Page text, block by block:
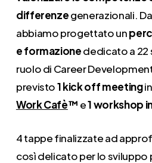
differenzegenerazionali.
abbiamo progettatoun
e formazionededicato a 22
ruolo di Career
previsto1 kick off meeting
Work Cafè™️ e1 workshop
4 tappe finalizzate ad
così delicato per lo